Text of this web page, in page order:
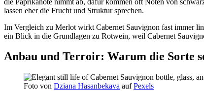
lassen eher die Frucht und Struktur sprechen.
Im Vergleich zu Merlot wirkt Cabernet Sauvignon fast immer
ein Blick in die Grundlagen zu Rotwein, weil Cabernet
Anbau und Terroir: Warum die Sorte
Foto von Dziana Hasanbekava aufPexels